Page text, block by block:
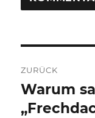
ZURÜCK
Vorheriger
Beitrag:
Warum